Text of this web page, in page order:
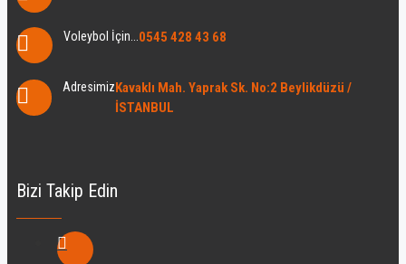
Voleybol İçin... 0545 428 43 68
AdresimizKavaklı Mah. Yaprak Sk. No:2 Beylikdüzü /
İSTANBUL
Bizi Takip Edin